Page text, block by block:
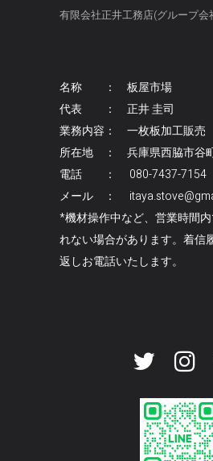
有限会社正井工務店(グループ会
名称 ： 板屋市場
代表 ： 正井 圭司
業務内容： 一枚板加工販売
所在地 ： 兵庫県西脇市谷
電話 ： 080-7437-7154
メール ：
*機材操作中など、営業時間
れない場合があります。着信
返しお電話いたします。